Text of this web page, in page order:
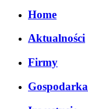
Home
Aktualności
Firmy